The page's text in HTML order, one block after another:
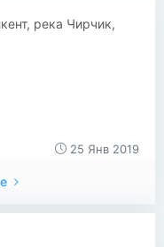
река Чирчик,
25 Янв 2019